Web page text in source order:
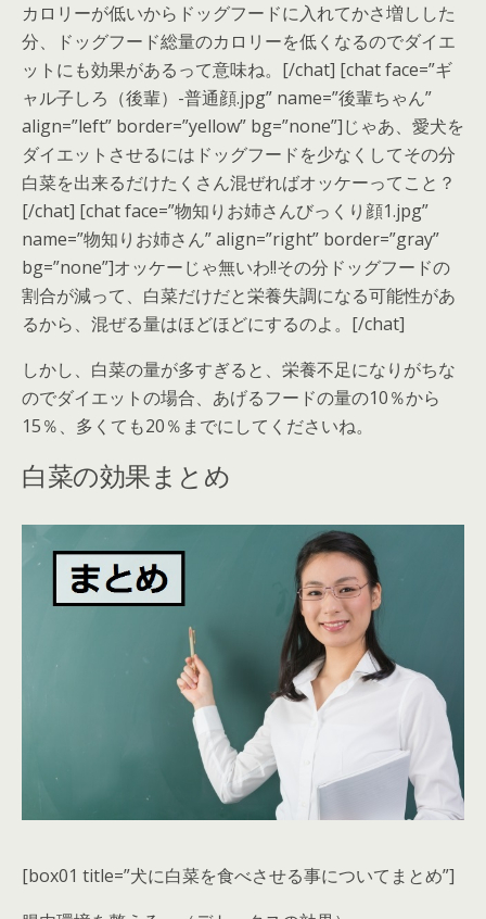
カロリーが低いからドッグフードに入れてかさ増しした
分、ドッグフード総量のカロリーを低くなるのでダイエ
ットにも効果があるって意味ね。[/chat] [chat face=”ギ
ャル子しろ（後輩）-普通顔.jpg” name=”後輩ちゃん”
align=”left” border=”yellow” bg=”none”]じゃあ、愛犬を
ダイエットさせるにはドッグフードを少なくしてその分
白菜を出来るだけたくさん混ぜればオッケーってこと？
[/chat] [chat face=”物知りお姉さんびっくり顔1.jpg”
name=”物知りお姉さん” align=”right” border=”gray”
bg=”none”]オッケーじゃ無いわ!!その分ドッグフードの
割合が減って、白菜だけだと栄養失調になる可能性があ
るから、混ぜる量はほどほどにするのよ。[/chat]
しかし、白菜の量が多すぎると、栄養不足になりがちな
のでダイエットの場合、あげるフードの量の10％から
15％、多くても20％までにしてくださいね。
白菜の効果まとめ
[box01 title=”犬に白菜を食べさせる事についてまとめ”]